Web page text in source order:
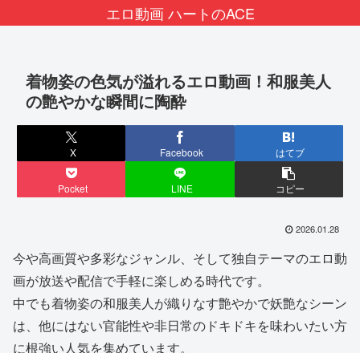
エロ動画 ハートのACE
着物姿の色気が溢れるエロ動画！和服美人
の艶やかな瞬間に陶酔
X Facebook はてブ
Pocket LINE コピー
2026.01.28
今や高画質や多彩なジャンル、そして独自テーマのエロ動
画が放送や配信で手軽に楽しめる時代です。
中でも着物姿の和服美人が織りなす艶やかで妖艶なシーン
は、他にはない官能性や非日常のドキドキを味わいたい方
に根強い人気を集めています。